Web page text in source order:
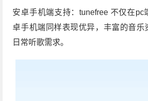
安卓手机端支持：tunefree 不仅在pc
卓手机端同样表现优异，丰富的音乐
日常听歌需求。